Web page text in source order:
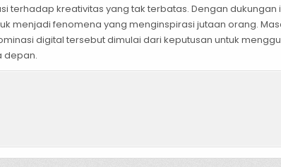
kreativitas yang tak terbatas. Dengan dukungan
menjadi fenomena yang menginspirasi jutaan orang.
digital tersebut dimulai dari keputusan untuk
depan.